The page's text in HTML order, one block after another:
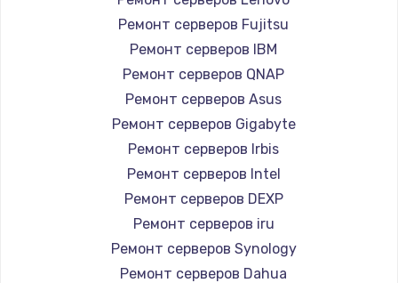
Ремонт серверов Fujitsu
Ремонт серверов IBM
Ремонт серверов QNAP
Ремонт серверов Asus
Ремонт серверов Gigabyte
Ремонт серверов Irbis
Ремонт серверов Intel
Ремонт серверов DEXP
Ремонт серверов iru
Ремонт серверов Synology
Ремонт серверов Dahua